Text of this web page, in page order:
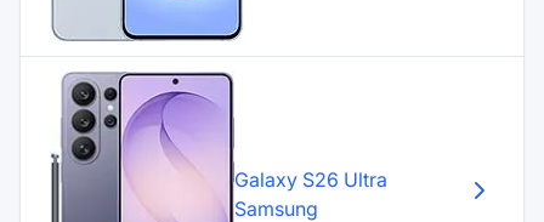
Galaxy S26 Ultra
Samsung